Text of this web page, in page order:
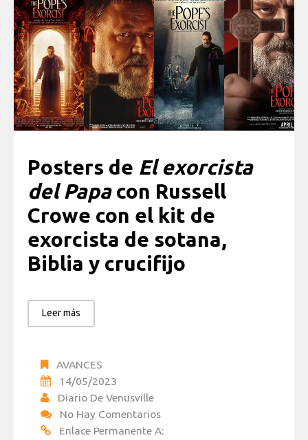
Posters de El exorcista
del Papacon Russell
Crowe con el kit de
exorcista de sotana,
Biblia y crucifijo
Leer más
AVANCES
14/05/2023
Diario De Venusville
No Hay Comentarios
Enlace Permanente A: